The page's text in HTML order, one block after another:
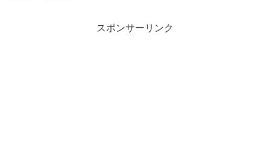
スポンサーリンク